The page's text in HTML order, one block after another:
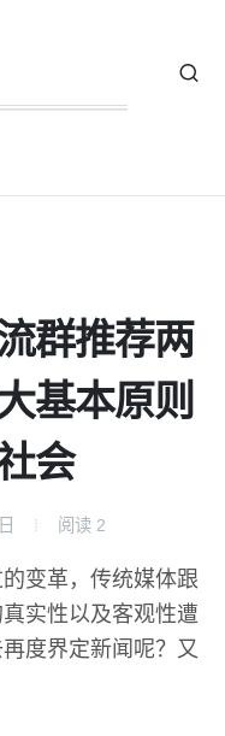
群推荐两
基本原则
会
阅读 2
变革，传统媒体跟
实性以及客观性遭
度界定新闻呢？又